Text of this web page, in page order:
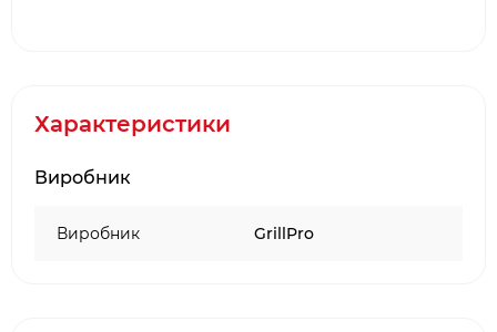
Характеристики
Виробник
Виробник GrillPro